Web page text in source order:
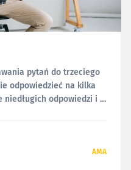
pytań do trzeciego
odpowiedzieć na kilka
odpowiedzi i w
AMA